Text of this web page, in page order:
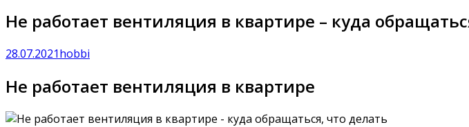
Не работает вентиляция в квартире – куда
28.07.2021hobbi
Не работает вентиляция в квартире